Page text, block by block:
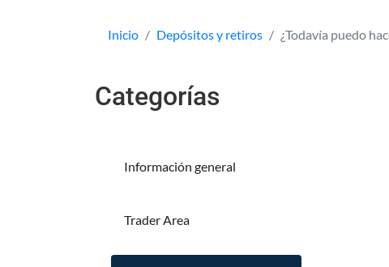
Inicio Depósitos y retiros ¿Todavía puedo
Categorías
Información general
Trader Area